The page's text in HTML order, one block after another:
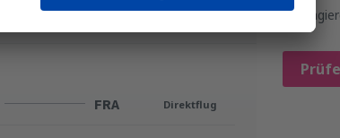
FRA Direktflug